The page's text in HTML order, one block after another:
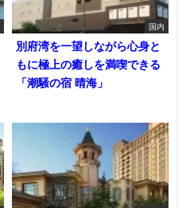
国内
別府湾を一望しながら心身と
もに極上の癒しを満喫できる
「潮騒の宿 晴海」